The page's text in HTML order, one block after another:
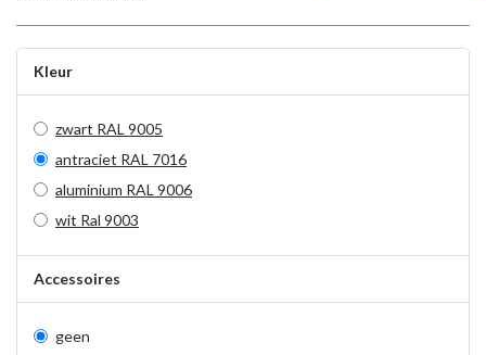
Kleur
zwart RAL 9005
antraciet RAL 7016
aluminium RAL 9006
wit Ral 9003
Accessoires
geen